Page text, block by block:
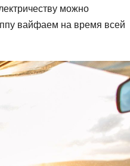
можно
вайфаем на время всей